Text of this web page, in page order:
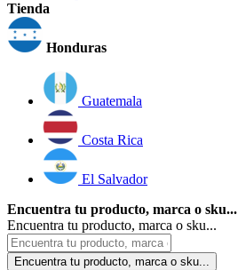
Tienda
Honduras
Guatemala
Costa Rica
El Salvador
Encuentra tu producto, marca o sku...
Encuentra tu producto, marca o sku...
Encuentra tu producto, marca o sku...